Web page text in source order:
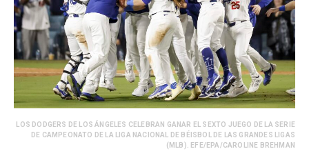
LOS DODGERS DE LOS ÁNGELES CELEBRAN GANAR EL SEXTO JUEGO DE LA SERIE
DE CAMPEONATO DE LA LIGA NACIONAL DE BÉISBOL DE LAS GRANDES LIGAS
(MLB). EFE/EPA/CAROLINE BREHMAN